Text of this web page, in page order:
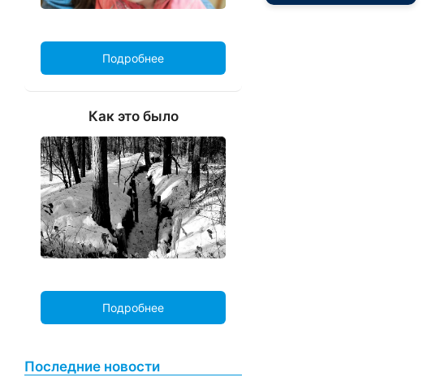
Подробнее
Как это было
Подробнее
Последние новости